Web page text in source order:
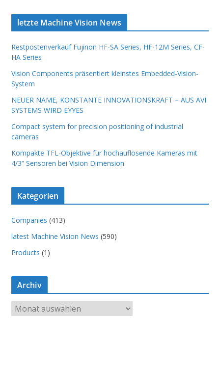
Compact system for precision
positioning of industrial cameras
letzte Machine Vision News
Restpostenverkauf Fujinon HF-SA Series, HF-12M Series, CF-
HA Series
Vision Components präsentiert kleinstes Embedded-Vision-
System
NEUER NAME, KONSTANTE INNOVATIONSKRAFT – AUS AVI
SYSTEMS WIRD EYYES
Compact system for precision positioning of industrial
cameras
Kompakte TFL-Objektive für hochauflösende Kameras mit
4/3“ Sensoren bei Vision Dimension
Kategorien
Companies (413)
latest Machine Vision News (590)
Products (1)
Archiv
r